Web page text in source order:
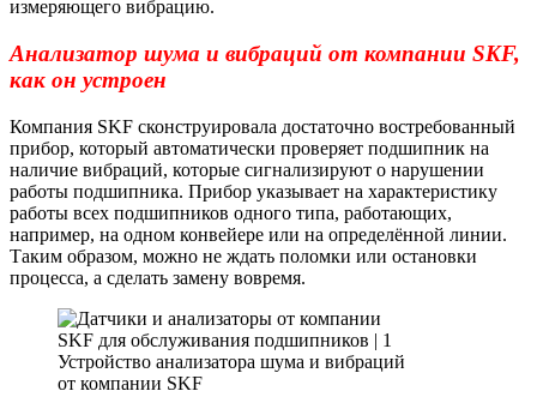
измеряющего вибрацию.
Анализатор шума и вибраций от компании SKF,
как он устроен
Компания SKF сконструировала достаточно востребованный
прибор, который автоматически проверяет подшипник на
наличие вибраций, которые сигнализируют о нарушении
работы подшипника. Прибор указывает на характеристику
работы всех подшипников одного типа, работающих,
например, на одном конвейере или на определённой линии.
Таким образом, можно не ждать поломки или остановки
процесса, а сделать замену вовремя.
Устройство анализатора шума и вибраций
от компании SKF